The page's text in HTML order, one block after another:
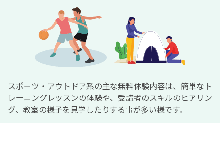
スポーツ・アウトドア系の主な無料体験内容は、簡単なト
レーニングレッスンの体験や、受講者のスキルのヒアリン
グ、教室の様子を見学したりする事が多い様です。